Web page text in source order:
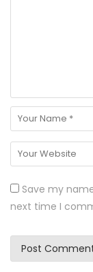
Save my
next time I